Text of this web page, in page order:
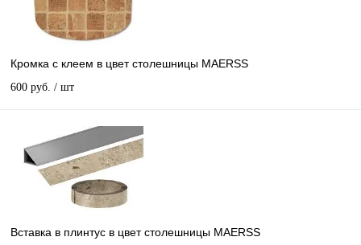
Кромка с клеем в цвет столешницы MAERSS
600 руб. / шт
Вставка в плинтус в цвет столешницы MAERSS